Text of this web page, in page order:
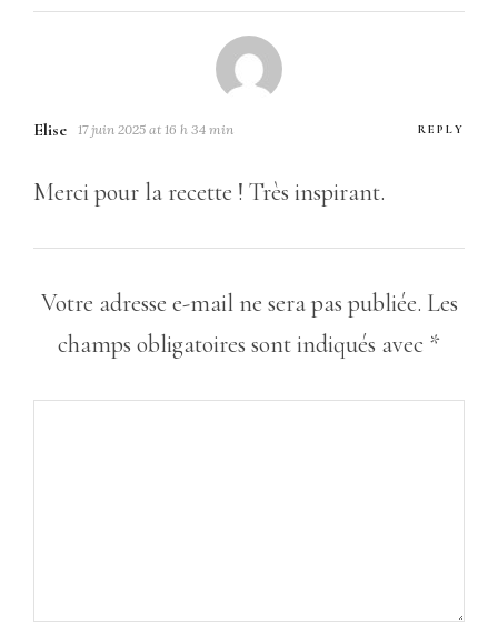
Elise 17 juin 2025 at 16 h 34 min REPLY
Merci pour la recette ! Très inspirant.
Votre adresse e-mail ne sera pas publiée. Les
champs obligatoires sont indiqués avec *